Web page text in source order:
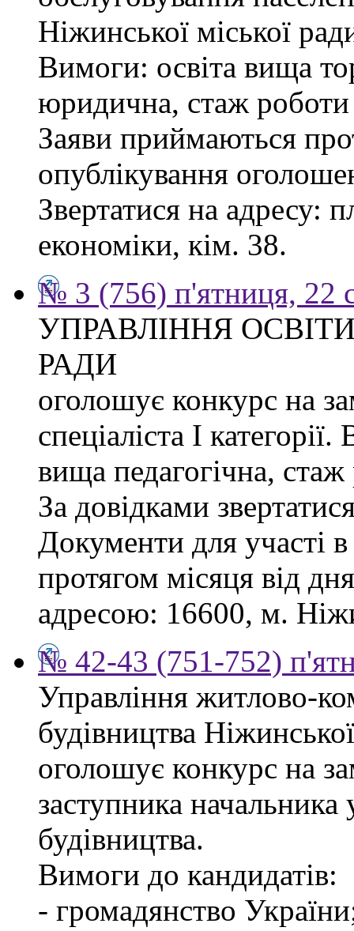
Ніжинської міської
Вимоги: освіта вища
юридична, стаж
Заяви приймаються
опублікування
Звертатися на адресу:
економіки, кім. 38.
№ 3 (756) п'ятниця, 22
УПРАВЛІННЯ
РАДИ
оголошує конкурс на
спеціаліста І
вища педагогічна,
За довідками
Документи для участі
протягом місяця від
адресою: 16600, м.
№ 42-43 (751-752)
Управління житлово-
будівництва
оголошує конкурс на
заступника
будівництва.
Вимоги до кандидатів:
- громадянство